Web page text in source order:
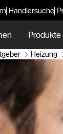
Händlersuche
Produkte
Heizung